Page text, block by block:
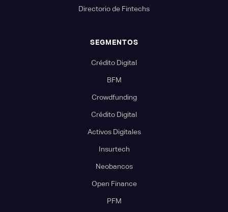
Directorio de Fintechs
SEGMENTOS
Crédito Digital
BFM
Crowdfunding
Crédito Digital
Activos Digitales
Insurtech
Neobancos
Open Finance
PFM